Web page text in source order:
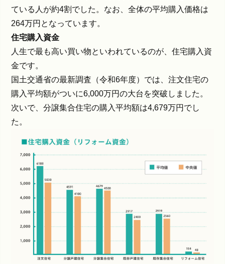
ている人が約4割でした。なお、全体の平均購入価格は
264万円となっています。
住宅購入資金
人生で最も高い買い物といわれているのが、住宅購入資
金です。
国土交通省の最新調査（令和6年度）では、注文住宅の
購入平均額がついに6,000万円の大台を突破しました。
次いで、分譲集合住宅の購入平均額は4,679万円でし
た。